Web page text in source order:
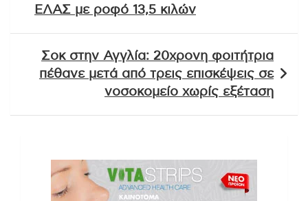
ΕΛΑΣ με ροφό 13,5 κιλών
Σοκ στην Αγγλία: 20χρονη φοιτήτρια
πέθανε μετά από τρεις επισκέψεις σε
νοσοκομείο χωρίς εξέταση